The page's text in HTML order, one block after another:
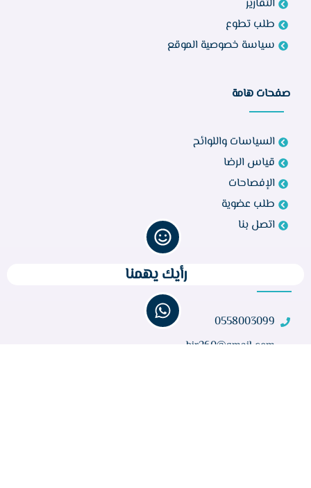
التقارير
طلب تطوع
سياسة خصوصية الموقع
صفحات هامة
السياسات واللوائح
قياس الرضا
الإفصاحات
طلب عضوية
اتصل بنا
0558003099
bir260@gmail.com
رأيك يهمنا